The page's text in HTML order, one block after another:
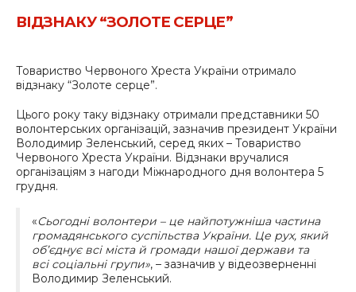
ВІДЗНАКУ “ЗОЛОТЕ СЕРЦЕ”
Товариство Червоного Хреста України отримало
відзнаку “Золоте серце”.
Цього року таку відзнаку отримали представники 50
волонтерських організацій, зазначив президент України
Володимир Зеленський, серед яких – Товариство
Червоного Хреста України. Відзнаки вручалися
організаціям з нагоди Міжнародного дня волонтера 5
грудня.
«Сьогодні волонтери – це найпотужніша частина
громадянського суспільства України. Це рух, який
об’єднує всі міста й громади нашої держави та
всі соціальні групи», – зазначив у відеозверненні
Володимир Зеленський.